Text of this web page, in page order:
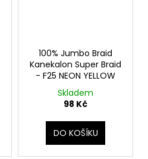
100% Jumbo Braid
Kanekalon Super Braid
- F25 NEON YELLOW
Skladem
98 Kč
DO KOŠÍKU